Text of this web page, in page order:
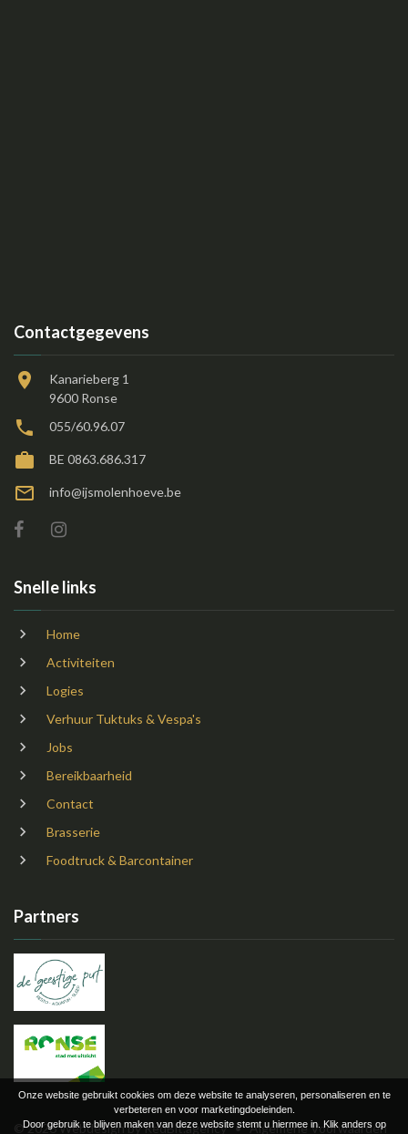
Onze website gebruikt cookies om deze website te analyseren, personaliseren en te
verbeteren en voor marketingdoeleinden.
Door gebruik te blijven maken van deze website stemt u hiermee in. Klik anders op
Contactgegevens
Kanarieberg 1
9600 Ronse
055/60.96.07
BE 0863.686.317
info@ijsmolenhoeve.be
Snelle links
Home
Activiteiten
Logies
Verhuur Tuktuks & Vespa's
Jobs
Bereikbaarheid
Contact
Brasserie
Foodtruck & Barcontainer
Partners
©2026Webdesign byRedBit.agency•Algemene Voorwaarden